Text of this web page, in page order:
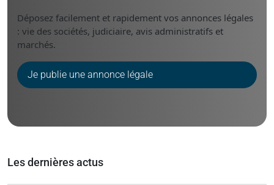
Déposez facilement et rapidement vos annonces légales
: vie des sociétés, judiciaire, avis administratifs et
marchés.
Je publie une annonce légale
Les dernières actus